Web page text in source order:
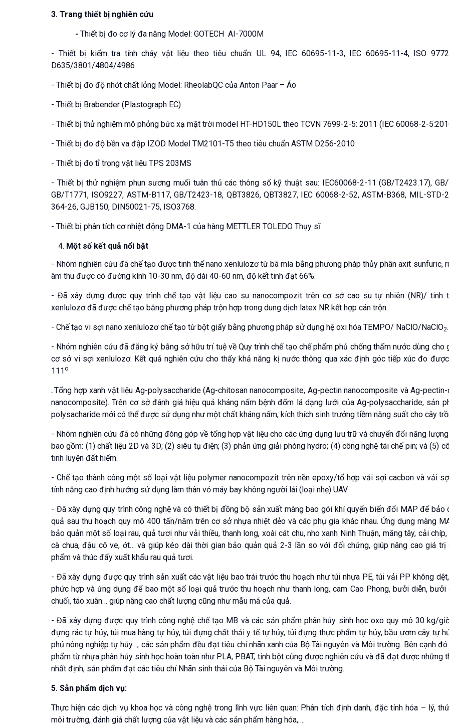
3. Trang thiết bị nghiên cứu
- Thiết bị đo cơ lý đa năng Model: GOTECH AI-7000M
- Thiết bị kiểm tra tính cháy vật liệu theo tiêu chuẩn: UL 94, IEC 60695-11-3, IEC 60695-11-4, ISO
D635/3801/4804/4986
- Thiết bị đo độ nhớt chất lỏng Model: RheolabQC của Anton Paar – Áo
- Thiết bị Brabender (Plastograph EC)
- Thiết bị thử nghiệm mô phỏng bức xạ mặt trời model HT-HD150L theo TCVN 7699-2-5: 2011 (IEC 60068-2-
- Thiết bị đo độ bền va đập IZOD Model TM2101-T5 theo tiêu chuẩn ASTM D256-2010
- Thiết bị đo tỉ trọng vật liệu TPS 203MS
- Thiết bị thử nghiệm phun sương muối tuân thủ các thông số kỹ thuật sau: IEC60068-2-11 (GB/T2423.17),
GB/T1771, ISO9227, ASTM-B117, GB/T2423-18, QBT3826, QBT3827, IEC 60068-2-52, ASTM-B368, MIL-STD-
364-26, GJB150, DIN50021-75, ISO3768.
- Thiết bị phân tích cơ nhiệt động DMA-1 của hàng METTLER TOLEDO Thụy sĩ
Một số kết quả nổi bật
- Nhóm nghiên cứu đã chế tạo được tinh thể nano xenlulozơ từ bã mía bằng phương pháp thủy phân axit sunfuric,
âm thu được có đường kính 10-30 nm, độ dài 40-60 nm, độ kết tinh đạt 66%.
- Đã xây dựng được quy trình chế tạo vật liệu cao su nanocompozit trên cơ sở cao su tự nhiên (NR)/ tinh
xenlulozơ đã được chế tạo bằng phương pháp trộn hợp trong dung dịch latex NR kết hợp cán trộn.
- Chế tạo vi sợi nano xenlulozơ chế tạo từ bột giấy bằng phương pháp sử dụng hệ oxi hóa TEMPO/ NaClO/NaClO2.
- Nhóm nghiên cứu đã đăng ký bằng sở hữu trí tuệ về Quy trình chế tạo chế phẩm phủ chống thấm nước dùng cho
cơ sở vi sợi xenlulozơ. Kết quả nghiên cứu cho thấy khả năng kị nước thông qua xác định góc tiếp xúc đo
111o
- Tổng hợp xanh vật liệu Ag-polysaccharide (Ag-chitosan nanocomposite, Ag-pectin nanocomposite và Ag-
nanocomposite). Trên cơ sở đánh giá hiệu quả kháng nấm bệnh đốm lá dạng lưới của Ag-polysaccharide, sản
polysacharide mới có thể được sử dụng như một chất kháng nấm, kích thích sinh trưởng tiềm năng suất cho cây
- Nhóm nghiên cứu đã có những đóng góp về tổng hợp vật liệu cho các ứng dụng lưu trữ và chuyển đổi năng
bao gồm: (1) chất liệu 2D và 3D; (2) siêu tụ điện; (3) phản ứng giải phóng hydro; (4) công nghệ tái chế pin; và (5)
tinh luyện đất hiếm.
- Chế tạo thành công một số loại vật liệu polymer nanocompozit trên nền epoxy/tổ hợp vải sợi cacbon và vải
tính năng cao định hướng sử dụng làm thân vỏ máy bay không người lái (loại nhẹ) UAV
- Đã xây dựng quy trình công nghệ và có thiết bị đồng bộ sản xuất màng bao gói khí quyển biến đổi MAP để bảo
quả sau thu hoạch quy mô 400 tấn/năm trên cơ sở nhựa nhiệt dẻo và các phụ gia khác nhau. Ứng dụng màng
bảo quản một số loại rau, quả tươi như vải thiều, thanh long, xoài cát chu, nho xanh Ninh Thuận, măng tây, cải
cà chua, đậu cô ve, ớt… và giúp kéo dài thời gian bảo quản quả 2-3 lần so với đối chứng, giúp nâng cao giá trị
phẩm và thúc đẩy xuất khẩu rau quả tươi.
- Đã xây dựng được quy trình sản xuất các vật liệu bao trái trước thu hoạch như túi nhựa PE, túi vải PP không
phức hợp và ứng dụng để bao một số loại quả trước thu hoạch như thanh long, cam Cao Phong, bưởi diễn, bưởi
chuối, táo xuân… giúp nâng cao chất lượng cũng như mẫu mã của quả.
- Đã xây dựng được quy trình công nghệ chế tạo MB và các sản phẩm phân hủy sinh học oxo quy mô 30 kg/
đựng rác tự hủy, túi mua hàng tự hủy, túi đựng chất thải y tế tự hủy, túi đựng thực phẩm tự hủy, bầu ươm cây tự
phủ nông nghiệp tự hủy…, các sản phẩm đều đạt tiêu chí nhãn xanh của Bộ Tài nguyên và Môi trường. Bên cạnh
phẩm từ nhựa phân hủy sinh học hoàn toàn như PLA, PBAT, tinh bột cũng được nghiên cứu và đã đạt được những
nhất định, sản phẩm đạt các tiêu chí Nhãn sinh thái của Bộ Tài nguyên và Môi trường.
5. Sản phẩm dịch vụ:
Thực hiện các dịch vụ khoa học và công nghệ trong lĩnh vực liên quan: Phân tích định danh, đặc tính hóa – lý,
môi trường, đánh giá chất lượng của vật liệu và các sản phẩm hàng hóa,….